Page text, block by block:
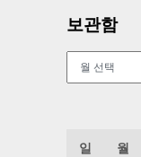
보관함
일 월